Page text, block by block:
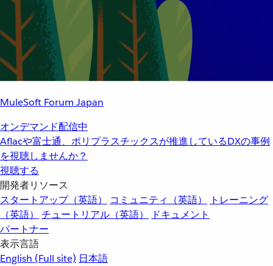
MuleSoft Forum Japan
オンデマンド配信中
Aflacや富士通、ポリプラスチックスが推進しているDXの事例
を視聴しませんか？
視聴する
開発者リソース
スタートアップ（英語）
コミュニティ（英語）
トレーニング
（英語）
チュートリアル（英語）
ドキュメント
パートナー
表示言語
English (Full site) 日本語